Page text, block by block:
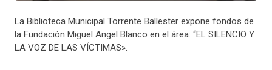
La Biblioteca Municipal Torrente Ballester expone fondos de
la Fundación Miguel Angel Blanco en el área: “EL SILENCIO Y
LA VOZ DE LAS VÍCTIMAS».